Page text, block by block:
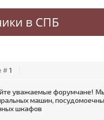
в СПБ
#1
уважаемые форумчане! Мы
машин,
шкафов